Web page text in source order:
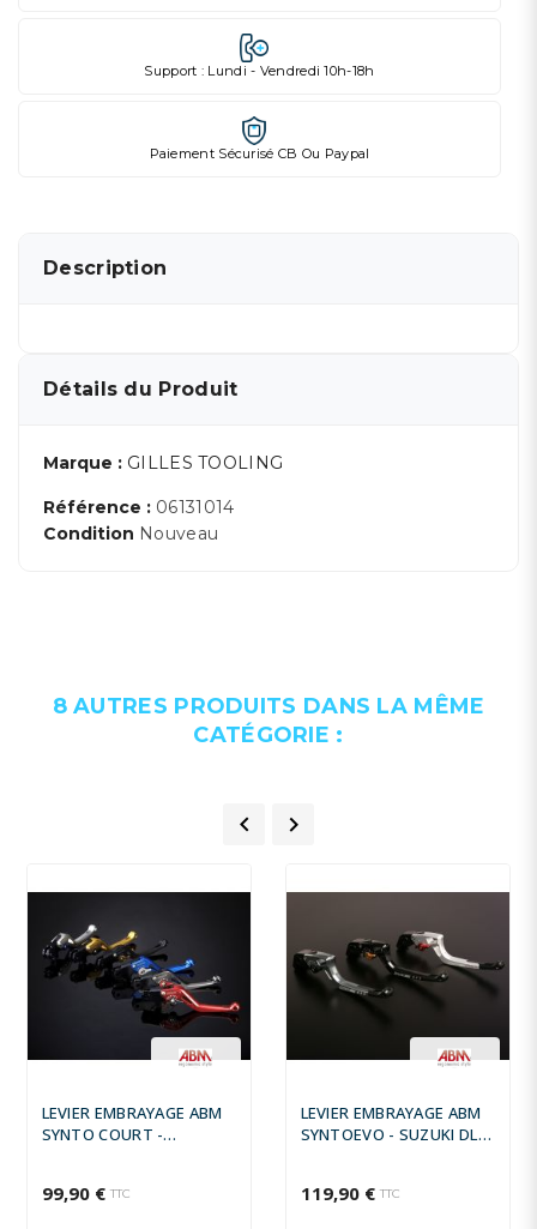
Support : Lundi - Vendredi 10h-18h
Paiement Sécurisé CB Ou Paypal
Description
Détails du Produit
Marque : GILLES TOOLING
Référence : 06131014
Condition Nouveau
8 AUTRES PRODUITS DANS LA MÊME
CATÉGORIE :
 
LEVIER EMBRAYAGE ABM
SYNTO COURT -
99,90 € TTC
LEVIER EMBRAYAGE ABM
SYNTOEVO - SUZUKI DL
119,90 € TTC